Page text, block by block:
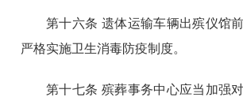
第十六条 遗体运输车辆出殡仪馆
严格实施卫生消毒防疫制度。
第十七条 殡葬事务中心应当加强